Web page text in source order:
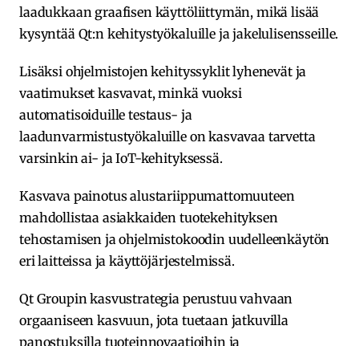
laadukkaan graafisen käyttöliittymän, mikä lisää
kysyntää Qt:n kehitystyökaluille ja jakelulisensseille.
Lisäksi ohjelmistojen kehityssyklit lyhenevät ja
vaatimukset kasvavat, minkä vuoksi
automatisoiduille testaus- ja
laadunvarmistustyökaluille on kasvavaa tarvetta
varsinkin ai- ja IoT-kehityksessä.
Kasvava painotus alustariippumattomuuteen
mahdollistaa asiakkaiden tuotekehityksen
tehostamisen ja ohjelmistokoodin uudelleenkäytön
eri laitteissa ja käyttöjärjestelmissä.
Qt Groupin kasvustrategia perustuu vahvaan
orgaaniseen kasvuun, jota tuetaan jatkuvilla
panostuksilla tuoteinnovaatioihin ja